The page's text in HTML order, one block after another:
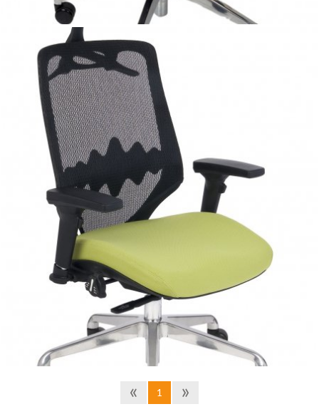
synchroniczny mechanizm ruchowy.
Fotel Futura 4 S Futura 3 S, wyposażone w nowoczesne
rozwiązania, takie jak:
regulowane podłokietniki w 4 płaszczyznach (4D),
regulowaną głębokość siedziska, regulacje profilu
synchroniczny mechanizm ruchowy zapewniający
nieustanne podparcie pleców użytkownika z automatycznie
dobraną siłą oporu oraz wspomniany
zagłówek regulowany w dwóch płaszczyznach.
oparcie fotela wykonane z siatki, części lędźwiowej oparcie
wyposażone jest w profil o regulowanej wysokości.
kilkanaście kolorów tapicerek
regulowane podłokietniki
« 1 »